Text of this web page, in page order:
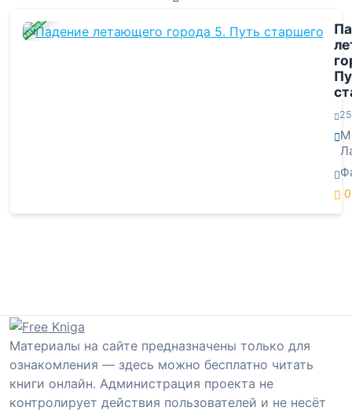
ЗАВЕРШЕНА
Материалы на сайте предназначены только для
ознакомления — здесь можно бесплатно читать
книги онлайн. Администрация проекта не
контролирует действия пользователей и не несёт